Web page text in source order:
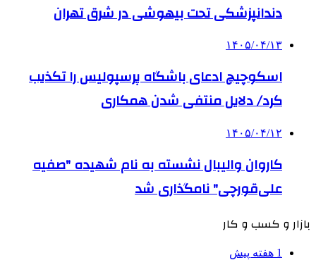
دندانپزشکی تحت بیهوشی در شرق تهران
۱۴۰۵/۰۴/۱۳
اسکوچیچ ادعای باشگاه پرسپولیس را تکذیب
کرد/ دلایل منتفی شدن همکاری
۱۴۰۵/۰۴/۱۲
کاروان والیبال نشسته به نام شهیده "صفیه
علی‌قورچی" نامگذاری شد
بازار و کسب و کار
1 هفته پیش